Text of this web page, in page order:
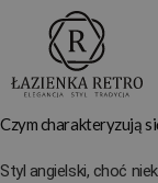
Czym charakteryzują
Styl angielski, choć